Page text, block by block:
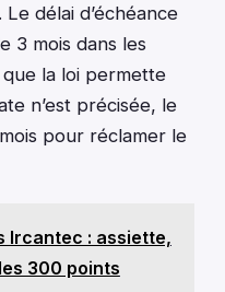
délai d’échéance
3 mois dans les
la loi permette
n’est précisée, le
pour réclamer le
Ircantec : assiette,
300 points